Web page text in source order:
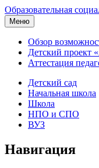
Образовательная
Меню
Обзор
Детский проект
Аттестация
Детский сад
Начальная школа
Школа
НПО и СПО
ВУЗ
Навигация